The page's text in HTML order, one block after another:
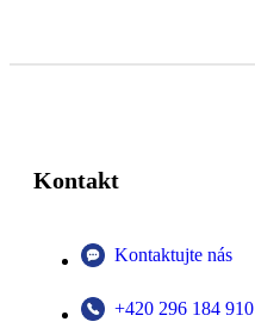
Kontakt
Kontaktujte nás
+420 296 184 910